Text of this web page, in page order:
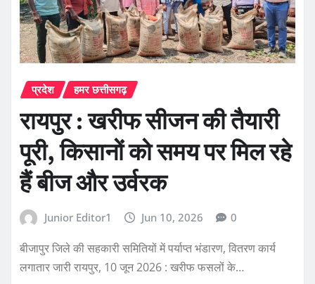
प्रदेश हमर छत्तीसगढ़
रायपुर : खरीफ सीजन की तैयारी
पूरी, किसानों को समय पर मिल रहे
हैं बीज और उर्वरक
Junior Editor1 Jun 10, 2026 0
बीजापुर जिले की सहकारी समितियों में पर्याप्त भंडारण, वितरण कार्य
लगातार जारी रायपुर, 10 जून 2026 : खरीफ फसलों के…